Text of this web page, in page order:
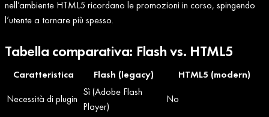
nell’ambiente HTML5 ricordano le promozioni in corso, spingendo
l’utente a tornare più spesso.
Tabella comparativa: Flash vs. HTML5
Caratteristica Flash (legacy)
HTML5 (modern)
Necessità di plugin
Sì (Adobe Flash
Player)
No